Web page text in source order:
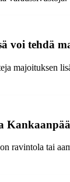
voi tehdä
majoituksen
ravintola tai